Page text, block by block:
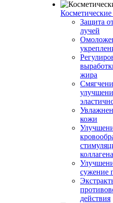
Защита
лучей
жира
кожи
коллагена
сужение
действия